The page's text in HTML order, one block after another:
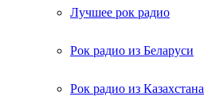
Лучшее рок радио
Рок радио из Беларуси
Рок радио из Казахстана